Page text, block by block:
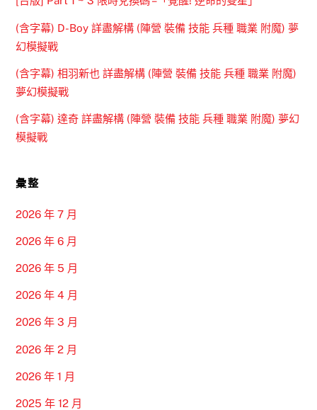
(含字幕) D-Boy 詳盡解構 (陣營 裝備 技能 兵種 職業 附魔) 夢
幻模擬戰
(含字幕) 相羽新也 詳盡解構 (陣營 裝備 技能 兵種 職業 附魔)
夢幻模擬戰
(含字幕) 達奇 詳盡解構 (陣營 裝備 技能 兵種 職業 附魔) 夢幻
模擬戰
彙整
2026 年 7 月
2026 年 6 月
2026 年 5 月
2026 年 4 月
2026 年 3 月
2026 年 2 月
2026 年 1 月
2025 年 12 月